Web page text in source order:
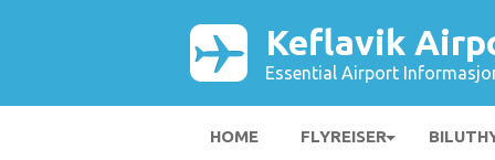
Keflavik
Essential Airport
HOME FLYREISER